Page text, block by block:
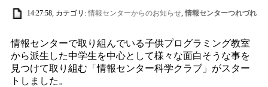
14:27:58, カテゴリ:情報センターからのお知らせ ,情報センターつれづれ
情報センターで取り組んでいる子供プログラミング教室
から派生した中学生を中心として様々な面白そうな事を
見つけて取り組む「情報センター科学クラブ」がスター
トしました。